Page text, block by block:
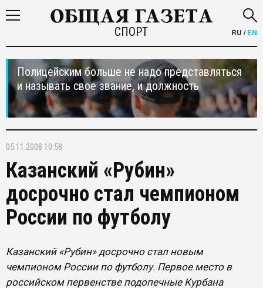
СПОРТ RU /EN
Полицейским больше не надо представляться
и называть свое звание, и должность
05.11.2008 10:58
Казанский «Рубин»
досрочно стал чемпионом
России по футболу
Казанский «Рубин» досрочно стал новым
чемпионом России по футболу. Первое место в
российском первенстве подопечные Курбана